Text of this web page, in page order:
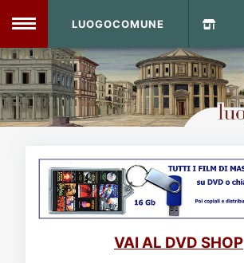
MENU
Home
DVD Shop
Sito
LUOGOCOMUNE
VAI AL DVD SHOP